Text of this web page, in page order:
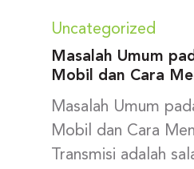
Uncategorized
Masalah Umum
Mobil dan Cara
Masalah Umum
Mobil dan Cara
Transmisi adalah